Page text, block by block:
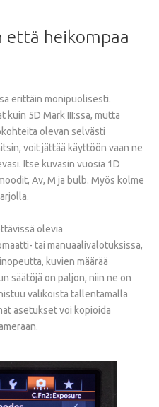
että heikompaa
erittäin monipuolisesti.
kuin 5D Mark III:ssa, mutta
olevan selvästi
voit jättää käyttöön vaan ne
Itse kuvasin vuosia 1D
Av, M ja bulb. Myös kolme
olevia
tai manuaalivalotuksissa,
kuvien määrää
säätöjä on paljon, niin ne on
valikoista tallentamalla
asetukset voi kopioida